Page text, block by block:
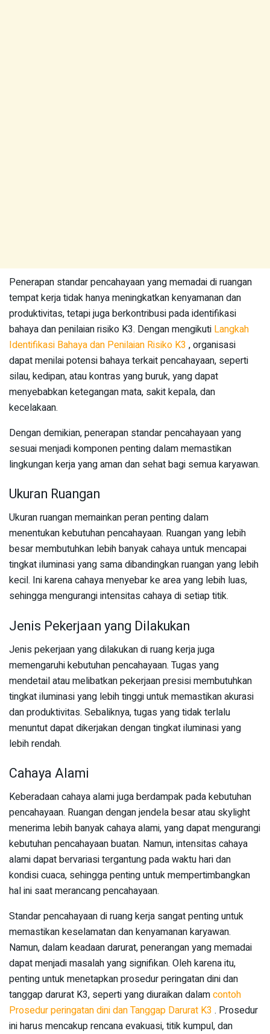
Penerapan standar pencahayaan yang memadai di ruangan
tempat kerja tidak hanya meningkatkan kenyamanan dan
produktivitas, tetapi juga berkontribusi pada identifikasi
bahaya dan penilaian risiko K3. Dengan mengikuti Langkah
Identifikasi Bahaya dan Penilaian Risiko K3 , organisasi
dapat menilai potensi bahaya terkait pencahayaan, seperti
silau, kedipan, atau kontras yang buruk, yang dapat
menyebabkan ketegangan mata, sakit kepala, dan
kecelakaan.
Dengan demikian, penerapan standar pencahayaan yang
sesuai menjadi komponen penting dalam memastikan
lingkungan kerja yang aman dan sehat bagi semua karyawan.
Ukuran Ruangan
Ukuran ruangan memainkan peran penting dalam
menentukan kebutuhan pencahayaan. Ruangan yang lebih
besar membutuhkan lebih banyak cahaya untuk mencapai
tingkat iluminasi yang sama dibandingkan ruangan yang lebih
kecil. Ini karena cahaya menyebar ke area yang lebih luas,
sehingga mengurangi intensitas cahaya di setiap titik.
Jenis Pekerjaan yang Dilakukan
Jenis pekerjaan yang dilakukan di ruang kerja juga
memengaruhi kebutuhan pencahayaan. Tugas yang
mendetail atau melibatkan pekerjaan presisi membutuhkan
tingkat iluminasi yang lebih tinggi untuk memastikan akurasi
dan produktivitas. Sebaliknya, tugas yang tidak terlalu
menuntut dapat dikerjakan dengan tingkat iluminasi yang
lebih rendah.
Cahaya Alami
Keberadaan cahaya alami juga berdampak pada kebutuhan
pencahayaan. Ruangan dengan jendela besar atau skylight
menerima lebih banyak cahaya alami, yang dapat mengurangi
kebutuhan pencahayaan buatan. Namun, intensitas cahaya
alami dapat bervariasi tergantung pada waktu hari dan
kondisi cuaca, sehingga penting untuk mempertimbangkan
hal ini saat merancang pencahayaan.
Standar pencahayaan di ruang kerja sangat penting untuk
memastikan keselamatan dan kenyamanan karyawan.
Namun, dalam keadaan darurat, penerangan yang memadai
dapat menjadi masalah yang signifikan. Oleh karena itu,
penting untuk menetapkan prosedur peringatan dini dan
tanggap darurat K3, seperti yang diuraikan dalamcontoh
Prosedur peringatan dini dan Tanggap Darurat K3 . Prosedur
ini harus mencakup rencana evakuasi, titik kumpul, dan